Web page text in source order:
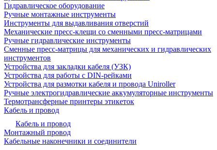
Гидравлическое оборудование
Ручные монтажные инструменты
Инструменты для выдавливания отверстий
Механические пресс-клещи со сменными пресс-матрицами
Ручные гидравлические инструменты
Сменные пресс-матрицы для механических и гидравлических
инструментов
Устройства для закладки кабеля (УЗК)
Устройства для работы с DIN-рейками
Устройства для размотки кабеля и провода Uniroller
Ручные электрогидравлические аккумуляторные инструменты
Термотрансферные принтеры этикеток
Кабель и провод
Кабель и провод
Монтажный провод
Кабельные наконечники и соединители